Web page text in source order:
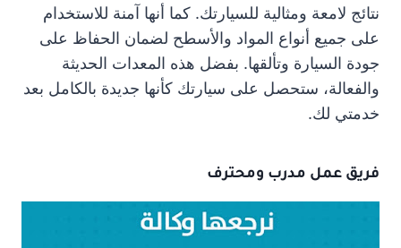
نتائج لامعة ومثالية للسيارتك. كما أنها آمنة للاستخدام
على جميع أنواع المواد والأسطح لضمان الحفاظ على
جودة السيارة وتألقها. بفضل هذه المعدات الحديثة
والفعالة، ستحصل على سيارتك كأنها جديدة بالكامل بعد
خدمتي لك.
فريق عمل مدرب ومحترف